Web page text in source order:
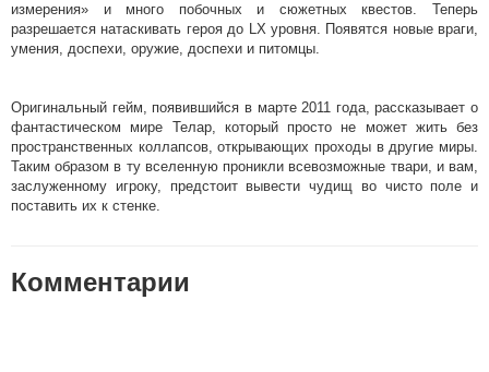
измерения» и много побочных и сюжетных квестов. Теперь
разрешается натаскивать героя до LX уровня. Появятся новые враги,
умения, доспехи, оружие, доспехи и питомцы.
Оригинальный гейм, появившийся в марте 2011 года, рассказывает о
фантастическом мире Телар, который просто не может жить без
пространственных коллапсов, открывающих проходы в другие миры.
Таким образом в ту вселенную проникли всевозможные твари, и вам,
заслуженному игроку, предстоит вывести чудищ во чисто поле и
поставить их к стенке.
Комментарии